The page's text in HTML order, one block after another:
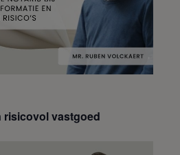
risicovol vastgoed